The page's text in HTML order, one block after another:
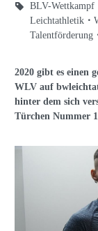
BLV-Wettkampf
Leichtathletik
Talentförderung
2020 gibt es einen
WLV auf
hinter dem sich
Türchen Nummer